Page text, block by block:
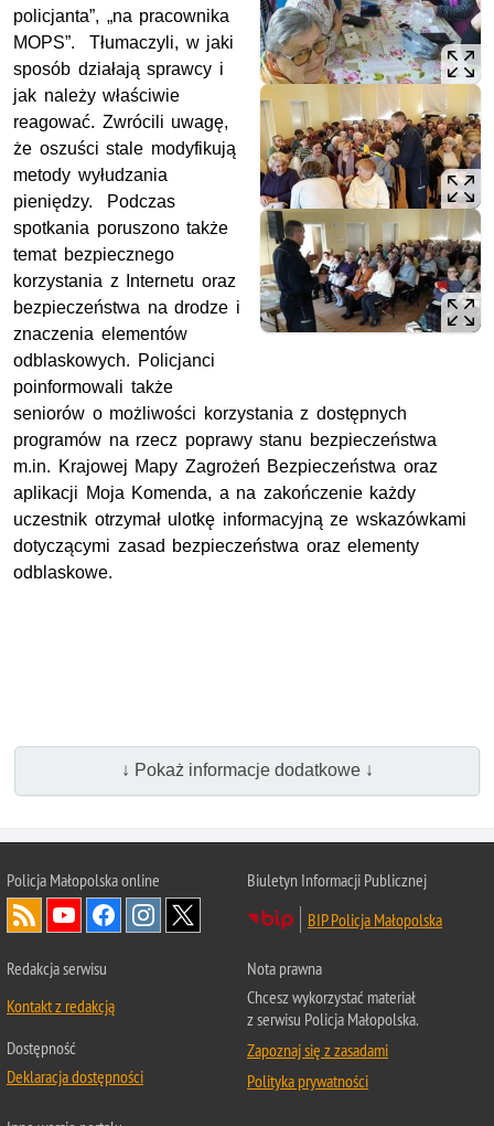
policjanta”, „na pracownika
MOPS”. Tłumaczyli, w jaki
sposób działają sprawcy i
jak należy właściwie
reagować. Zwrócili uwagę,
że oszuści stale modyfikują
metody wyłudzania
pieniędzy. Podczas
spotkania poruszono także
temat bezpiecznego
korzystania z Internetu oraz
bezpieczeństwa na drodze i
znaczenia elementów
odblaskowych. Policjanci
poinformowali także
seniorów o możliwości korzystania z dostępnych
programów na rzecz poprawy stanu bezpieczeństwa
m.in. Krajowej Mapy Zagrożeń Bezpieczeństwa oraz
aplikacji Moja Komenda, a na zakończenie każdy
uczestnik otrzymał ulotkę informacyjną ze wskazówkami
dotyczącymi zasad bezpieczeństwa oraz elementy
odblaskowe.
↓ Pokaż informacje dodatkowe ↓
Policja Małopolska online
Biuletyn Informacji Publicznej
BIP Policja Małopolska
Redakcja serwisu
Kontakt z redakcją
Dostępność
Deklaracja dostępności
Nota prawna
Chcesz wykorzystać materiał
z serwisu Policja Małopolska.
Zapoznaj się z zasadami
Polityka prywatności